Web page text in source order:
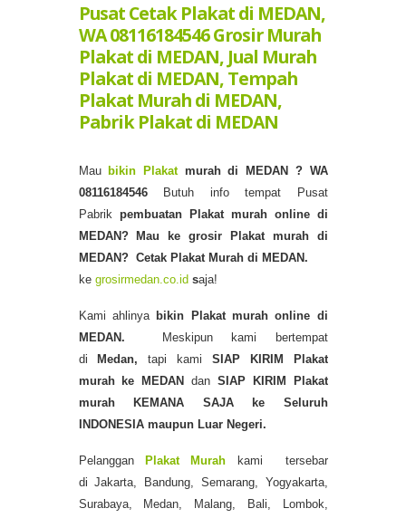
Pusat Cetak Plakat di MEDAN,
WA 08116184546 Grosir Murah
Plakat di MEDAN, Jual Murah
Plakat di MEDAN, Tempah
Plakat Murah di MEDAN,
Pabrik Plakat di MEDAN
Mau bikin Plakatmurah di MEDAN ? WA
08116184546
Butuh info tempat Pusat
Pabrik pembuatan Plakat murah online di
MEDAN?Mau ke grosir Plakat murah di
MEDAN? Cetak Plakat Murah di MEDAN.
ke grosirmedan.co.id saja!
Kami ahlinya bikin Plakat murahonline di
MEDAN.
Meskipun kami bertempat
di
Medan,tapi kami SIAP KIRIM
Plakat
murahke MEDAN dan SIAP KIRIM Plakat
murah KEMANA SAJA ke Seluruh
INDONESIA maupun Luar Negeri.
Pelanggan Plakat Murah
kami tersebar
di Jakarta, Bandung, Semarang, Yogyakarta,
Surabaya, Medan, Malang, Bali, Lombok,